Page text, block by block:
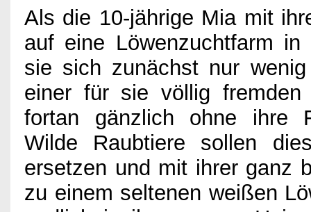
DVD
Games
Kino
Bücher
Als die 10-jährige Mia mit
auf eine Löwenzuchtfarm
sie sich zunächst nur
einer für sie völlig fremden
fortan gänzlich ohne ihre
Wilde Raubtiere sollen
ersetzen und mit ihrer ganz
zu einem seltenen weißen